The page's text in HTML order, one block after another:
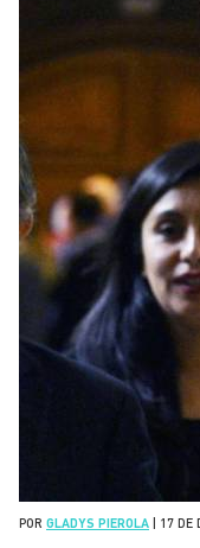
Dato en Pauta
POR GLADYS PIEROLA 17 DE